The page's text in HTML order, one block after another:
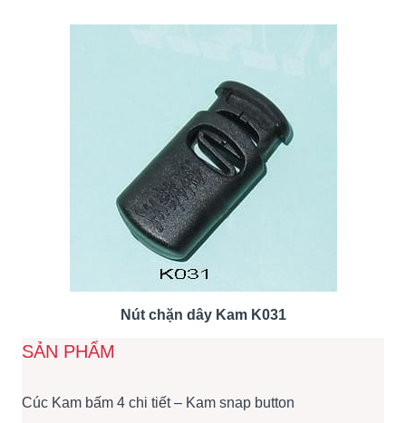
Nút chặn dây Kam K031
SẢN PHẨM
Cúc Kam bấm 4 chi tiết – Kam snap button